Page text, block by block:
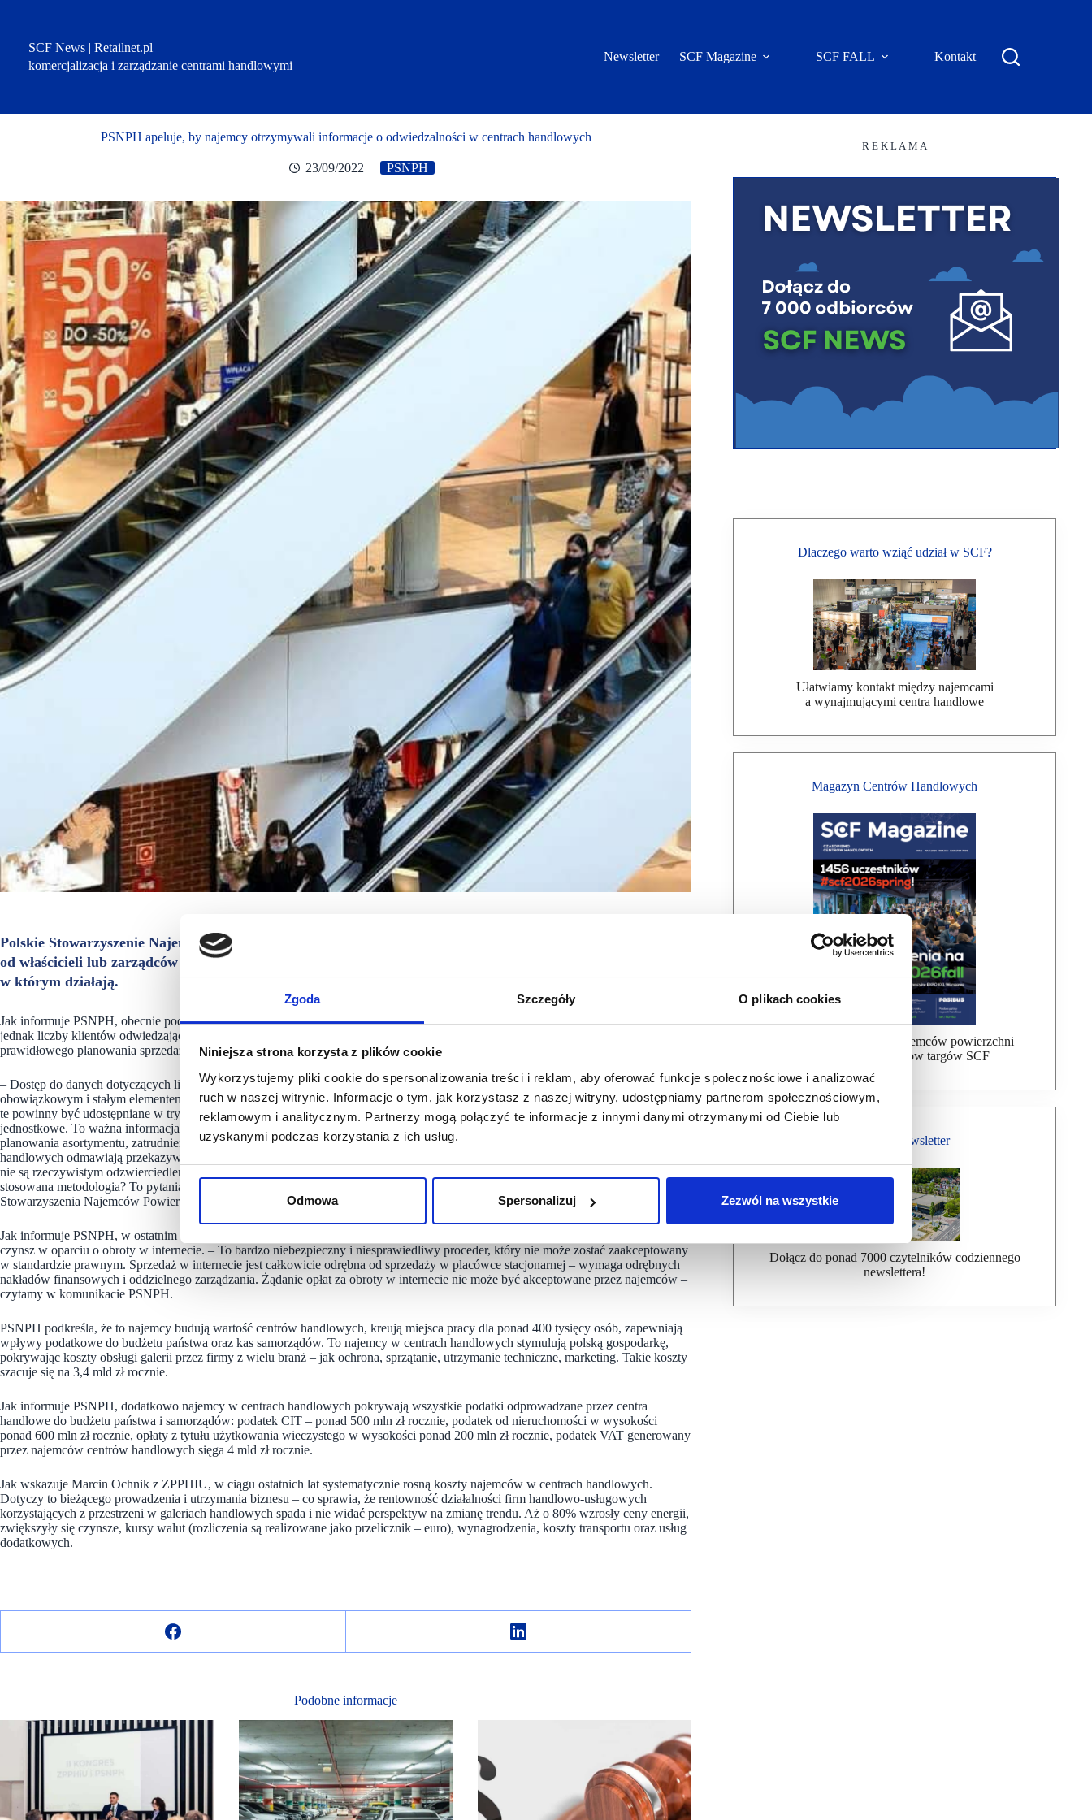
Zgoda Szczegóły O plikach cookies
Niniejsza strona korzysta z plików cookie
Wykorzystujemy pliki cookie do spersonalizowania treści i reklam, aby oferować funkcje społecznościowe i analizować
ruch w naszej witrynie. Informacje o tym, jak korzystasz z naszej witryny, udostępniamy partnerom społecznościowym,
reklamowym i analitycznym. Partnerzy mogą połączyć te informacje z innymi danymi otrzymanymi od Ciebie lub
uzyskanymi podczas korzystania z ich usług.
Odmowa Spersonalizuj Zezwól na wszystkie
SCF News | Retailnet.pl
komercjalizacja i zarządzanie centrami handlowymi
Newsletter SCF Magazine SCF FALL Kontakt
PSNPH apeluje, by najemcy otrzymywali informacje o odwiedzalności w centrach handlowych
23/09/2022 PSNPH
Polskie Stowarzyszenie Najemców Powierzchni Handlowych (PSNPH) apeluje, aby najemcy otrzymywali
od właścicieli lub zarządców centrów handlowych systematycznie dane odwiedzalności obiektu,
w którym działają.
Jak informuje PSNPH, obecnie podawane są tylko zagregowane dane o ruchu w centrach handlowych dla całej Polski. Nikt nie zna
jednak liczby klientów odwiedzających konkretną galerię handlową. Takie dane są niezbędne sklepom i punktom usługowym dla
prawidłowego planowania sprzedaży i rozwoju w danej lokalizacji – czytamy w komunikacie PSNPH.
– Dostęp do danych dotyczących liczby klientów odwiedzających obiekt, w którym prowadzimy działalność, powinna być
obowiązkowym i stałym elementem wzajemnych relacji oraz rozliczeń pomiędzy centrum handlowym a najemcą. Informacje
te powinny być udostępniane w trybie miesięcznym. Skoro podawane są zagregowane dane – to zakładamy, że w oparciu o dane
jednostkowe. To ważna informacja dla każdej lokalizacji, w której mamy sklepy czy punkty usługowe. Taka analiza jest niezbędna dla
planowania asortymentu, zatrudnienia, dalszego rozwoju czy promocji. Nie rozumiemy, dlaczego właściciele lub zarządcy galerii
handlowych odmawiają przekazywania nam takich danych. Czy to oznacza, że te dane są niepokojące? A może dane zagregowane
nie są rzeczywistym odzwierciedleniem ruchu w centrach handlowych? Nie wiemy też jaki jest sposób pomiaru tych danych? Jaka jest
stosowana metodologia? To pytania, na które nikt nam nie odpowiada – mówi Katarzyna Marczuk, rzecznik Polskiego
Stowarzyszenia Najemców Powierzchni Handlowych (PSNPH).
Jak informuje PSNPH, w ostatnim czasie właściciele centrów handlowych forsują nowe umowy dla najemców, które zwiększają
czynsz w oparciu o obroty w internecie. – To bardzo niebezpieczny i niesprawiedliwy proceder, który nie może zostać zaakceptowany
w standardzie prawnym. Sprzedaż w internecie jest całkowicie odrębna od sprzedaży w placówce stacjonarnej – wymaga odrębnych
nakładów finansowych i oddzielnego zarządzania. Żądanie opłat za obroty w internecie nie może być akceptowane przez najemców –
czytamy w komunikacie PSNPH.
PSNPH podkreśla, że to najemcy budują wartość centrów handlowych, kreują miejsca pracy dla ponad 400 tysięcy osób, zapewniają
wpływy podatkowe do budżetu państwa oraz kas samorządów. To najemcy w centrach handlowych stymulują polską gospodarkę,
pokrywając koszty obsługi galerii przez firmy z wielu branż – jak ochrona, sprzątanie, utrzymanie techniczne, marketing. Takie koszty
szacuje się na 3,4 mld zł rocznie.
Jak informuje PSNPH, dodatkowo najemcy w centrach handlowych pokrywają wszystkie podatki odprowadzane przez centra
handlowe do budżetu państwa i samorządów: podatek CIT – ponad 500 mln zł rocznie, podatek od nieruchomości w wysokości
ponad 600 mln zł rocznie, opłaty z tytułu użytkowania wieczystego w wysokości ponad 200 mln zł rocznie, podatek VAT generowany
przez najemców centrów handlowych sięga 4 mld zł rocznie.
Jak wskazuje Marcin Ochnik z ZPPHIU, w ciągu ostatnich lat systematycznie rosną koszty najemców w centrach handlowych.
Dotyczy to bieżącego prowadzenia i utrzymania biznesu – co sprawia, że rentowność działalności firm handlowo-usługowych
korzystających z przestrzeni w galeriach handlowych spada i nie widać perspektyw na zmianę trendu. Aż o 80% wzrosły ceny energii,
zwiększyły się czynsze, kursy walut (rozliczenia są realizowane jako przelicznik – euro), wynagrodzenia, koszty transportu oraz usług
dodatkowych.
Podobne informacje
R E K L A M A
Dlaczego warto wziąć udział w SCF?
Ułatwiamy kontakt między najemcami
a wynajmującymi centra handlowe
Magazyn Centrów Handlowych
Bezpłatna wysyłka dla najemców powierzchni
handlowej, uczestników targów SCF
Bezpłatny Newsletter
Dołącz do ponad 7000 czytelników codziennego
newslettera!